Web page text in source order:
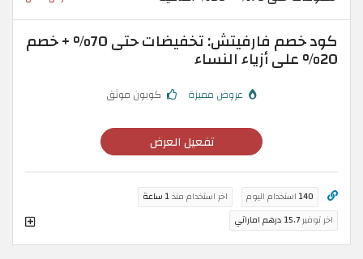
كود خصم فارفيتش: تخفيضات حتى 70% + خصم
20% على أزياء النساء
عروض مميزة كوبون موثق
تفعيل العرض
140 استخدام اليوم اخر استخدام منذ1 ساعة
اخر توفير15.7 درهم اماراتي